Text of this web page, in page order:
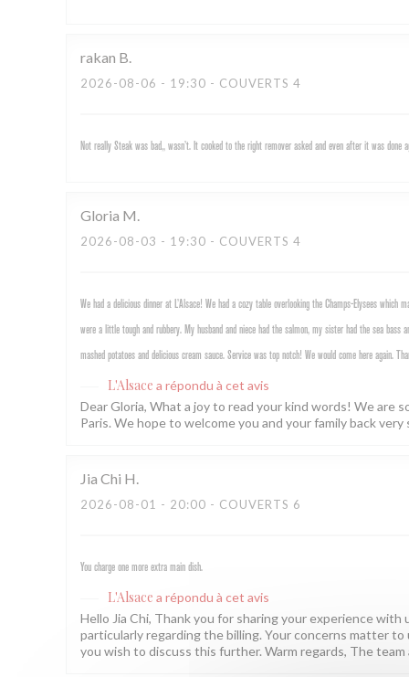
rakan B
2026-08-06 - 19:30 - COUVERTS 4
Not really Steak was bad,, wasn’t. It cooked to the right remover asked and even after it was
Gloria M
2026-08-03 - 19:30 - COUVERTS 4
We had a delicious dinner at L’Alsace! We had a cozy table overlooking the Champs-Elysees
were a little tough and rubbery. My husband and niece had the salmon, my sister had the sea
mashed potatoes and delicious cream sauce. Service was top notch! We would come here again.
L'Alsace a répondu à cet avis
Dear Gloria, What a joy to read your kind words! We are
Paris. We hope to welcome you and your family back
Jia Chi H
2026-08-01 - 20:00 - COUVERTS 6
You charge one more extra main dish.
L'Alsace a répondu à cet avis
Hello Jia Chi, Thank you for sharing your experience
particularly regarding the billing. Your concerns matter
you wish to discuss this further. Warm regards, The team